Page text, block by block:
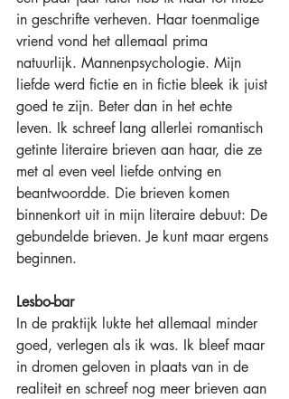
in geschrifte verheven. Haar toenmalige
vriend vond het allemaal prima
natuurlijk. Mannenpsychologie. Mijn
liefde werd fictie en in fictie bleek ik juist
goed te zijn. Beter dan in het echte
leven. Ik schreef lang allerlei romantisch
getinte literaire brieven aan haar, die ze
met al even veel liefde ontving en
beantwoordde. Die brieven komen
binnenkort uit in mijn literaire debuut: De
gebundelde brieven. Je kunt maar ergens
beginnen.
Lesbo-bar
In de praktijk lukte het allemaal minder
goed, verlegen als ik was. Ik bleef maar
in dromen geloven in plaats van in de
realiteit en schreef nog meer brieven aan